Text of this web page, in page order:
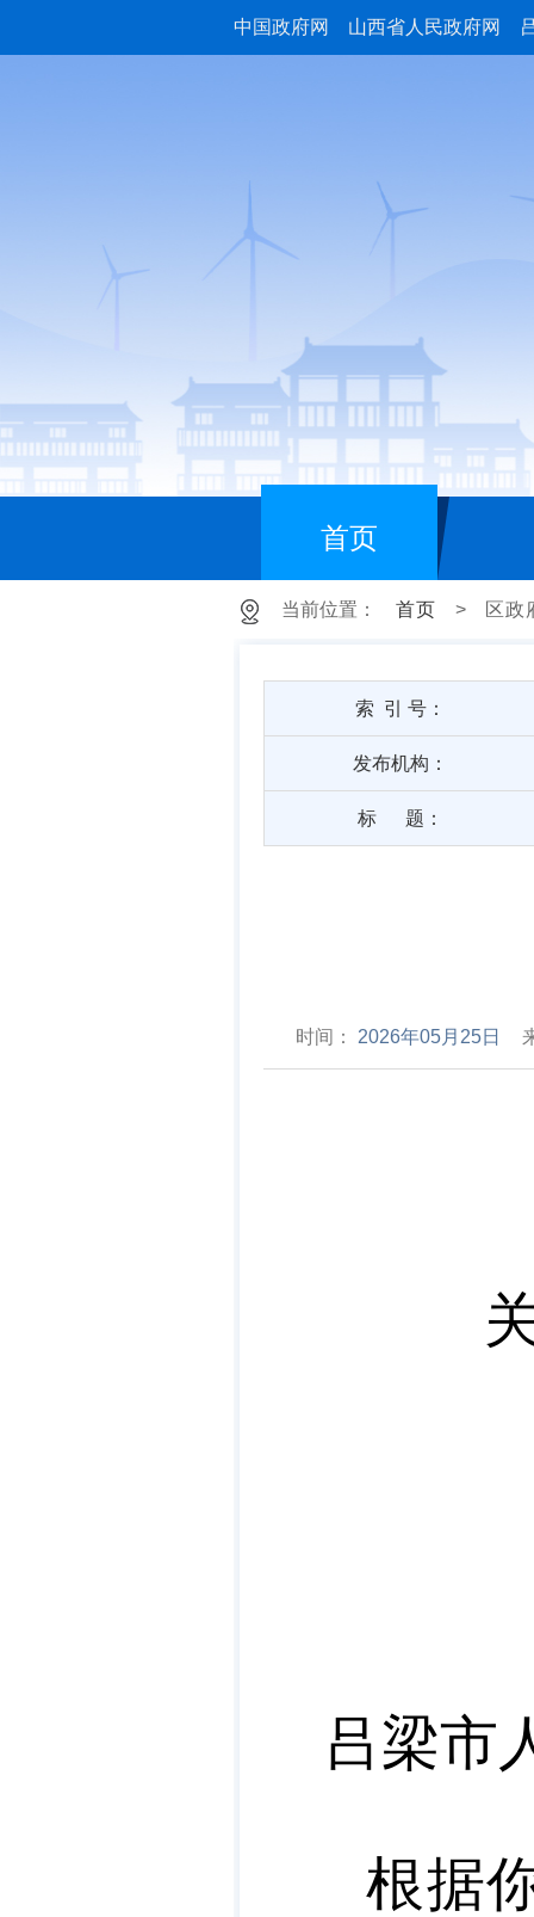
中国政府网 山西省人民政府网
首页
当前位置： 首页 > 区政
索 引 号：
发布机构：
标 题：
时间： 2026年05月25日
吕梁市
根据